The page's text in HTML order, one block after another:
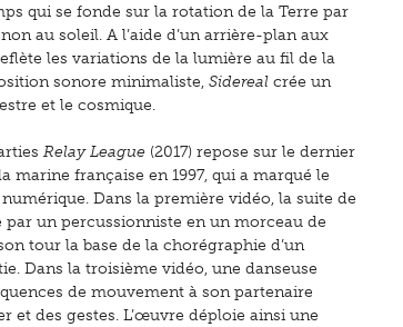
qui se fonde sur la rotation de la Terre par
au soleil. A l’aide d’un arrière-plan aux
les variations de la lumière au fil de la
sonore minimaliste, Sidereal crée un
et le cosmique.
Relay League (2017) repose sur le dernier
marine française en 1997, qui a marqué le
Dans la première vidéo, la suite de
un percussionniste en un morceau de
tour la base de la chorégraphie d’un
Dans la troisième vidéo, une danseuse
de mouvement à son partenaire
et des gestes. L’œuvre déploie ainsi une